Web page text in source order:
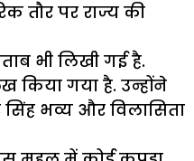
तौर पर राज्य की
भी लिखी गई है.
किया गया है. उन्होंने
भव्य और विलासिता